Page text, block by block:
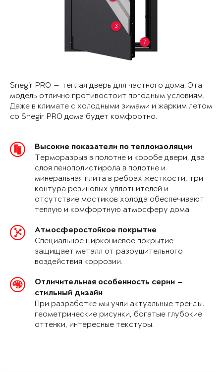
3
7
Snegir PRO — теплая дверь для частного дома. Эта
модель отлично противостоит погодным условиям.
Даже в климате с холодными зимами и жарким летом
со Snegir PRO дома будет комфортно.
Высокие показатели по теплоизоляции
Терморазрыв в полотне и коробе двери, два
слоя пенополистирола в полотне и
минеральная плита в ребрах жесткости, три
контура резиновых уплотнителей и
отсутствие мостиков холода обеспечивают
теплую и комфортную атмосферу дома.
Атмосферостойкое покрытие
Специальное циркониевое покрытие
защищает металл от разрушительного
воздействия коррозии.
Отличительная особенность серии —
стильный дизайн
При разработке мы учли актуальные тренды:
геометрические рисунки, богатые глубокие
оттенки, интересные текстуры.